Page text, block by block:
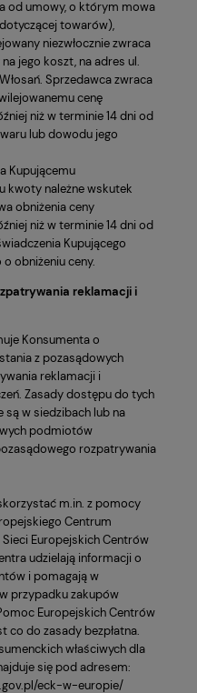
od umowy, o którym mowa
towarów),
niezwłocznie zwraca
jego koszt, na adres ul.
Sprzedawca zwraca
cenę
niż w terminie 14 dni od
lub dowodu jego
Kupującemu
kwoty należne wskutek
obniżenia ceny
niż w terminie 14 dni od
Kupującego
obniżeniu ceny.
reklamacji i
Konsumenta o
z pozasądowych
reklamacji i
Zasady dostępu do tych
w siedzibach lub na
podmiotów
rozpatrywania
m.in. z pomocy
Centrum
Europejskich Centrów
udzielają informacji o
i pomagają w
przypadku zakupów
Europejskich Centrów
co do zasady bezpłatna.
właściwych dla
się pod adresem:
eck-w-europie/